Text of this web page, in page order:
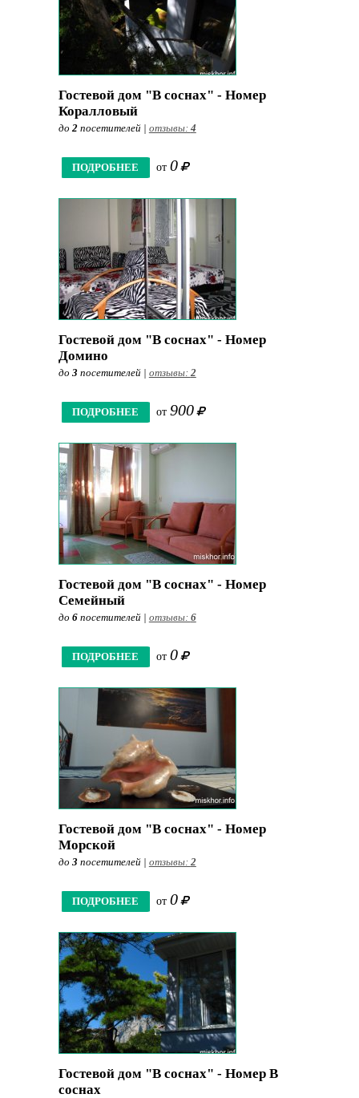
Гостевой дом "В соснах" - Номер
Коралловый
до 2посетителей | отзывы: 4
ПОДРОБНЕЕ от 0
Гостевой дом "В соснах" - Номер
Домино
до 3 посетителей | отзывы: 2
ПОДРОБНЕЕ от 900
Гостевой дом "В соснах" - Номер
Семейный
до 6посетителей | отзывы: 6
ПОДРОБНЕЕ от 0
Гостевой дом "В соснах" - Номер
Морской
до 3 посетителей | отзывы: 2
ПОДРОБНЕЕ от 0
Гостевой дом "В соснах" - Номер В
соснах